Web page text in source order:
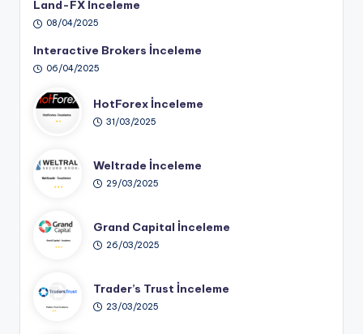
Land-FX İnceleme
08/04/2025
Interactive Brokers İnceleme
06/04/2025
HotForex İnceleme
31/03/2025
Weltrade İnceleme
29/03/2025
Grand Capital İnceleme
26/03/2025
Trader’s Trust İnceleme
23/03/2025